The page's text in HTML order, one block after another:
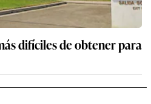
difíciles de obtener para